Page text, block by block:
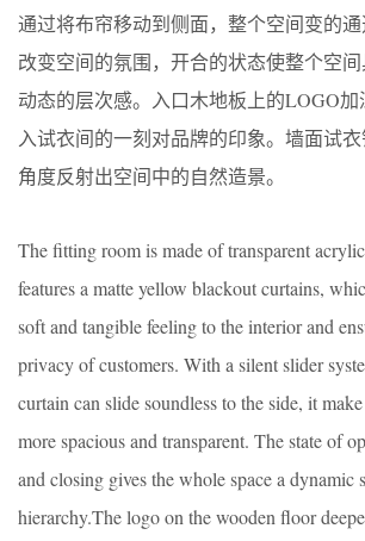
通过将布帘移动到侧面，整个空间变的
改变空间的氛围，开合的状态使整个空
动态的层次感。入口木地板上的LOGO加
入试衣间的一刻对品牌的印象。墙面试
角度反射出空间中的自然造景。
The fitting room is made of transparent
features a matte yellow blackout curtains,
soft and tangible feeling to the interior and
privacy of customers. With a silent slider
curtain can slide soundless to the side, it
more spacious and transparent. The state of
and closing gives the whole space a dynamic
hierarchy.The logo on the wooden floor